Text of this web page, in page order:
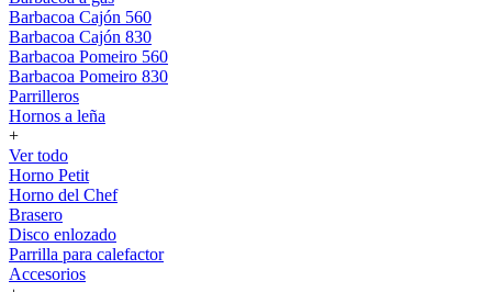
Barbacoa Cajón 560
Barbacoa Cajón 830
Barbacoa Pomeiro 560
Barbacoa Pomeiro 830
Parrilleros
Hornos a leña
+
Ver todo
Horno Petit
Horno del Chef
Brasero
Disco enlozado
Parrilla para calefactor
Accesorios